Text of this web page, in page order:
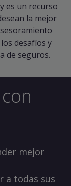
es un recurso
la mejor
desafíos y
de seguros.
mejor
a todas sus